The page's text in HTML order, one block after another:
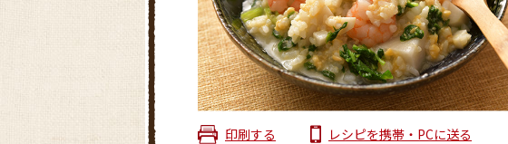
印刷する レシピを携帯・PCに送る